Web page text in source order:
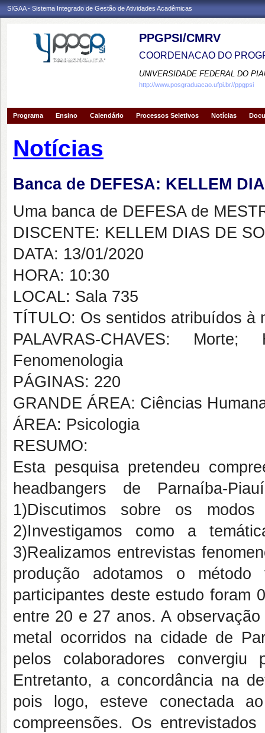
SIGAA - Sistema Integrado de Gestão de Atividades Acadêmicas
PPGPSI/CMRV
COORDENACAO DO
UNIVERSIDADE FEDERAL DO
http://www.posgraduacao.ufpi.br//ppgpsi
Programa Ensino Calendário Processos Seletivos Notícias
Notícias
Banca de DEFESA: KELLEM
Uma banca de DEFESA de
DISCENTE: KELLEM DIAS DE
DATA: 13/01/2020
HORA: 10:30
LOCAL: Sala 735
TÍTULO: Os sentidos atribuídos à
PALAVRAS-CHAVES:
Fenomenologia
PÁGINAS: 220
GRANDE ÁREA: Ciências
ÁREA: Psicologia
RESUMO:
Esta pesquisa pretendeu
headbangers de Parnaíba-
1)Discutimos sobre os
2)Investigamos como a
3)Realizamos entrevistas
produção adotamos o método
participantes deste estudo foram
entre 20 e 27 anos. A
metal ocorridos na cidade de
pelos colaboradores
Entretanto, a concordância na
pois logo, esteve conectada
compreensões. Os